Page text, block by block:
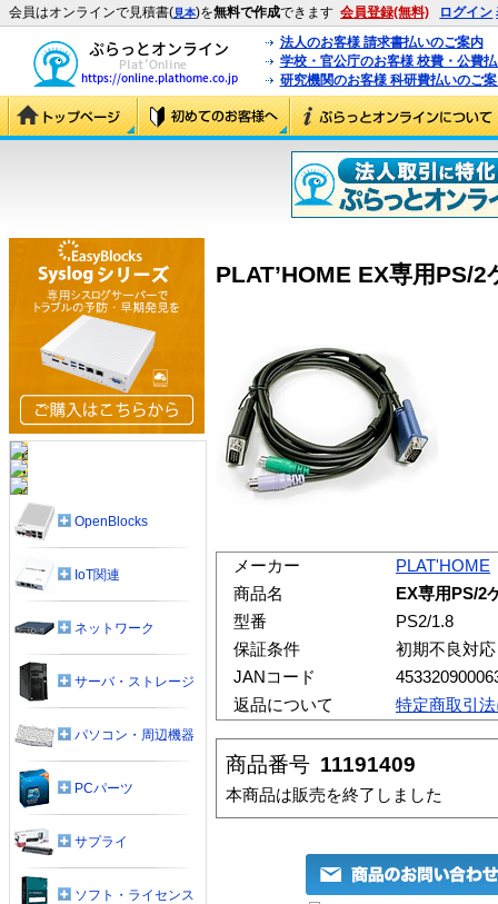
会員はオンラインで見積書(見本)を無料で作成できます 会員登録(無料) ログイン
法人のお客様 請求書払いのご案内
学校・官公庁のお客様 校費・公費
研究機関のお客様 科研費払いのご
PLAT’HOME EX専用PS/
メーカー
PLAT'HOME
商品名
EX専用PS/2
型番
PS2/1.8
保証条件
初期不良対
JANコード
返品について
特定商取引
商品番号 11191409
本商品は販売を終了しました
OpenBlocks
IoT関連
ネットワーク
サーバ・ストレージ
パソコン・周辺機器
PCパーツ
サプライ
ソフト・ライセンス